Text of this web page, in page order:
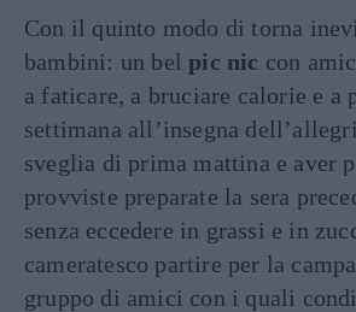
Con il quinto modo di torna
bambini: un belpic nic con
a faticare, a bruciare calorie e a
settimana all’insegna
sveglia di prima mattina e aver
provviste preparate la sera
senza eccedere in grassi e in
cameratesco partire per la
gruppo di amici con i quali